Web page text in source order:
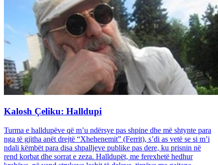
Kalosh Çeliku: Halldupi
Turma e halldupëve që m’u ndërsye pas shpine dhe më shtynte para
nga të gjitha anët drejtë “Xhehenemit” (Ferrit), s’di as vetë se si m’i
ndali këmbët para disa shpalljeve publike pas dere, ku prisnin në
rend korbat dhe sorrat e zeza. Halldupët, me ferexhetë hedhur